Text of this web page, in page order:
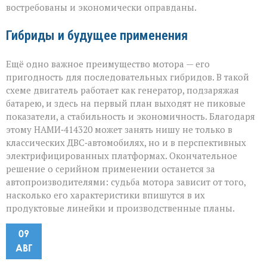
востребованы и экономически оправданы.
Гибриды и будущее применения
Ещё одно важное преимущество мотора — его
пригодность для последовательных гибридов. В такой
схеме двигатель работает как генератор, подзаряжая
батарею, и здесь на первый план выходят не пиковые
показатели, а стабильность и экономичность. Благодаря
этому НАМИ‑414320 может занять нишу не только в
классических ДВС‑автомобилях, но и в перспективных
электрифицированных платформах. Окончательное
решение о серийном применении останется за
автопроизводителями: судьба мотора зависит от того,
насколько его характеристики впишутся в их
продуктовые линейки и производственные планы.
09
АВГ